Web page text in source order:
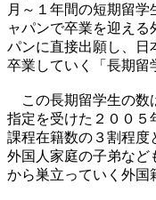
月～１年間の短期留
ャパンで卒業を迎える
パンに直接出願し、日
卒業していく「長期留
この長期留学生の数
指定を受けた２００５
課程在籍数の３割程度
外国人家庭の子弟など
から巣立っていく外国